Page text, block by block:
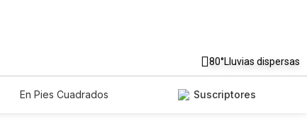
80°Lluvias dispersas
En Pies Cuadrados
Suscriptores